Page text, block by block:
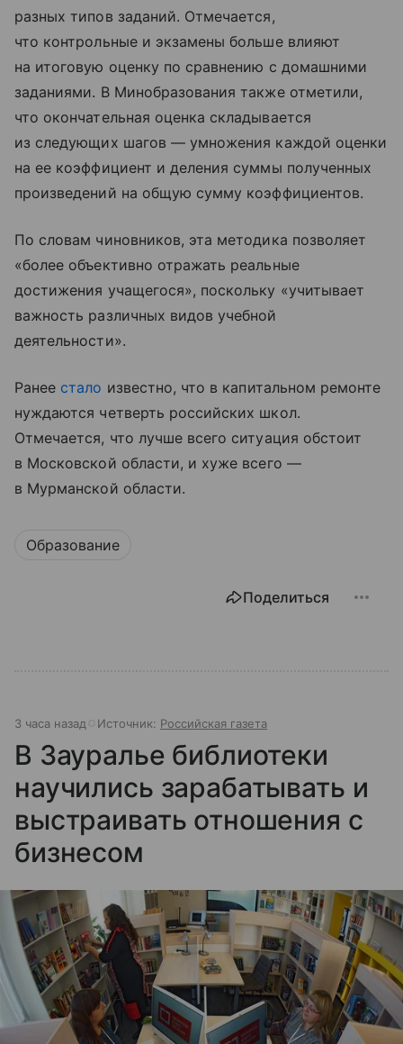
разных типов заданий. Отмечается,
что контрольные и экзамены больше влияют
на итоговую оценку по сравнению с домашними
заданиями. В Минобразования также отметили,
что окончательная оценка складывается
из следующих шагов — умножения каждой оценки
на ее коэффициент и деления суммы полученных
произведений на общую сумму коэффициентов.
По словам чиновников, эта методика позволяет
«более объективно отражать реальные
достижения учащегося», поскольку «учитывает
важность различных видов учебной
деятельности».
Ранее стало известно, что в капитальном ремонте
нуждаются четверть российских школ.
Отмечается, что лучше всего ситуация обстоит
в Московской области, и хуже всего —
в Мурманской области.
Образование
Поделиться
3 часа назад Источник: Российская газета
В Зауралье библиотеки
научились зарабатывать и
выстраивать отношения с
бизнесом